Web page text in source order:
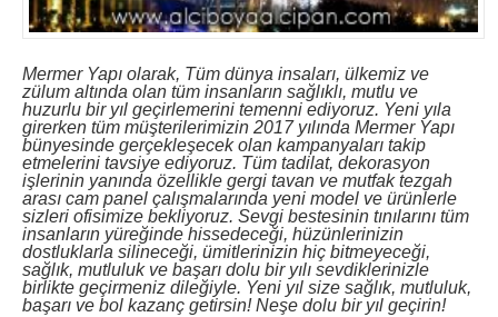
Mermer Yapı olarak, Tüm dünya insaları, ülkemiz ve
zülum altında olan tüm insanların sağlıklı, mutlu ve
huzurlu bir yıl geçirlemerini temenni ediyoruz. Yeni yıla
girerken tüm müşterilerimizin 2017 yılında Mermer Yapı
bünyesinde gerçekleşecek olan kampanyaları takip
etmelerini tavsiye ediyoruz. Tüm tadilat, dekorasyon
işlerinin yanında özellikle gergi tavan ve mutfak tezgah
arası cam panel çalışmalarında yeni model ve ürünlerle
sizleri ofisimize bekliyoruz. Sevgi bestesinin tınılarını tüm
insanların yüreğinde hissedeceği, hüzünlerinizin
dostluklarla silineceği, ümitlerinizin hiç bitmeyeceği,
sağlık, mutluluk ve başarı dolu bir yılı sevdiklerinizle
birlikte geçirmeniz dileğiyle. Yeni yıl size sağlık, mutluluk,
başarı ve bol kazanç getirsin! Neşe dolu bir yıl geçirin!